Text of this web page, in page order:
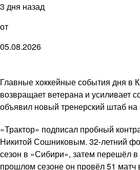
3 дня назад
от
05.08.2026
Главные хоккейные события дня в
возвращает ветерана и усиливает
объявил новый тренерский штаб на
«Трактор» подписал пробный
Никитой Сошниковым. 32-летний
сезон в «Сибири», затем перешёл
прошлом сезоне он провёл 51 матч